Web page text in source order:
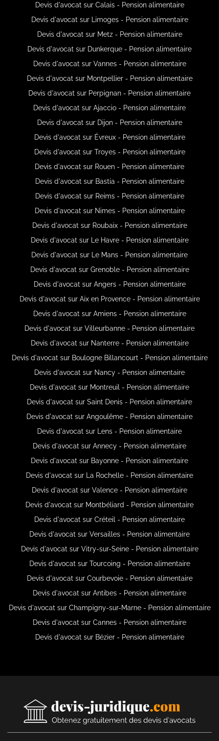
Devis d'avocat sur Calais - Pension alimentaire
Devis d'avocat sur Limoges - Pension alimentaire
Devis d'avocat sur Metz - Pension alimentaire
Devis d'avocat sur Dunkerque - Pension alimentaire
Devis d'avocat sur Vannes - Pension alimentaire
Devis d'avocat sur Montpellier - Pension alimentaire
Devis d'avocat sur Perpignan - Pension alimentaire
Devis d'avocat sur Ajaccio - Pension alimentaire
Devis d'avocat sur Dijon - Pension alimentaire
Devis d'avocat sur Évreux - Pension alimentaire
Devis d'avocat sur Troyes - Pension alimentaire
Devis d'avocat sur Rouen - Pension alimentaire
Devis d'avocat sur Bastia - Pension alimentaire
Devis d'avocat sur Reims - Pension alimentaire
Devis d'avocat sur Nimes - Pension alimentaire
Devis d'avocat sur Roubaix - Pension alimentaire
Devis d'avocat sur Le Havre - Pension alimentaire
Devis d'avocat sur Le Mans - Pension alimentaire
Devis d'avocat sur Grenoble - Pension alimentaire
Devis d'avocat sur Angers - Pension alimentaire
Devis d'avocat sur Aix en Provence - Pension alimentaire
Devis d'avocat sur Amiens - Pension alimentaire
Devis d'avocat sur Villeurbanne - Pension alimentaire
Devis d'avocat sur Nanterre - Pension alimentaire
Devis d'avocat sur Boulogne Billancourt - Pension alimentaire
Devis d'avocat sur Nancy - Pension alimentaire
Devis d'avocat sur Montreuil - Pension alimentaire
Devis d'avocat sur Saint Denis - Pension alimentaire
Devis d'avocat sur Angoulême - Pension alimentaire
Devis d'avocat sur Lens - Pension alimentaire
Devis d'avocat sur Annecy - Pension alimentaire
Devis d'avocat sur Bayonne - Pension alimentaire
Devis d'avocat sur La Rochelle - Pension alimentaire
Devis d'avocat sur Valence - Pension alimentaire
Devis d'avocat sur Montbéliard - Pension alimentaire
Devis d'avocat sur Créteil - Pension alimentaire
Devis d'avocat sur Versailles - Pension alimentaire
Devis d'avocat sur Vitry-sur-Seine - Pension alimentaire
Devis d'avocat sur Tourcoing - Pension alimentaire
Devis d'avocat sur Courbevoie - Pension alimentaire
Devis d'avocat sur Antibes - Pension alimentaire
Devis d'avocat sur Champigny-sur-Marne - Pension alimentaire
Devis d'avocat sur Cannes - Pension alimentaire
Devis d'avocat sur Bézier - Pension alimentaire